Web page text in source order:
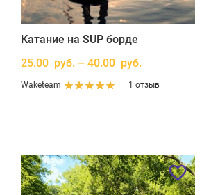
Катание на SUP борде
25.00 руб. – 40.00 руб.
Waketeam 1 отзыв